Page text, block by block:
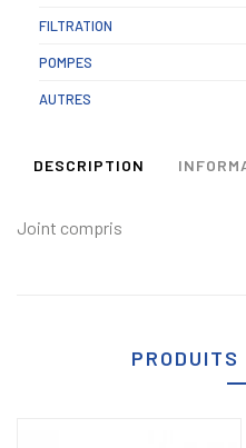
FILTRATION
POMPES
AUTRES
DESCRIPTION
Joint compris